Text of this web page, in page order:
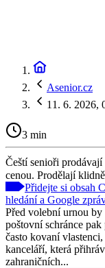
Asenior.cz
11. 6. 2026,
3 min
Čeští senioři
cenou. Prodělají
Přidejte si obsah
hledání a Google
Před volební urnou
poštovní schránce
často kovaní
kanceláří, která
zahraničních...